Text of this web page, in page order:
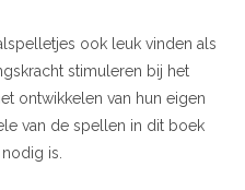
ook leuk vinden als
stimuleren bij het
ontwikkelen van hun eigen
van de spellen in dit boek
is.